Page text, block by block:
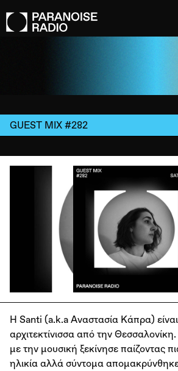
GUEST MIX #282
H Santi (a.k.a Αναστασία Κάπρα)
αρχιτεκτίνισσα από την
με την μουσική ξεκίνησε παίζοντας
ηλικία αλλά σύντομα